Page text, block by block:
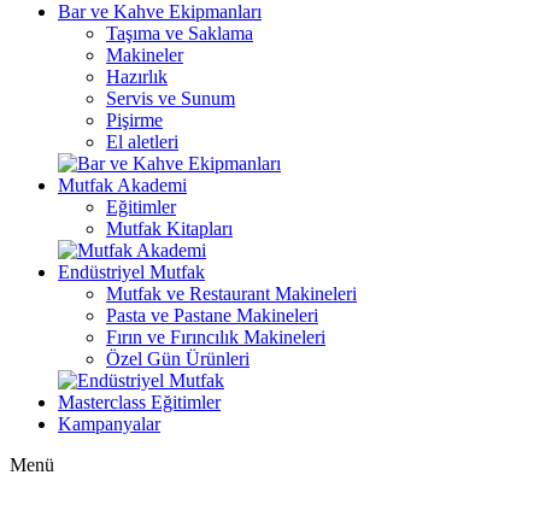
Bar ve Kahve Ekipmanları
Taşıma ve Saklama
Makineler
Hazırlık
Servis ve Sunum
Pişirme
El aletleri
Mutfak Akademi
Eğitimler
Mutfak Kitapları
Endüstriyel Mutfak
Mutfak ve Restaurant Makineleri
Pasta ve Pastane Makineleri
Fırın ve Fırıncılık Makineleri
Özel Gün Ürünleri
Masterclass Eğitimler
Kampanyalar
Menü